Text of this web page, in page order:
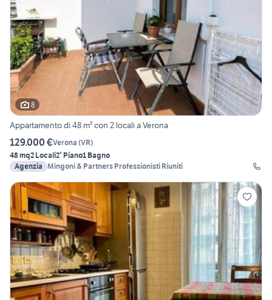
8
Appartamento di 48 m² con 2 locali a Verona
129.000 €Verona (VR)
48 mq2 Locali2° Piano1 Bagno
Agenzia Mingoni & Partners Professionisti Riuniti